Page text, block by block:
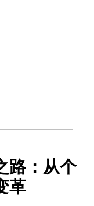
路：从个
革